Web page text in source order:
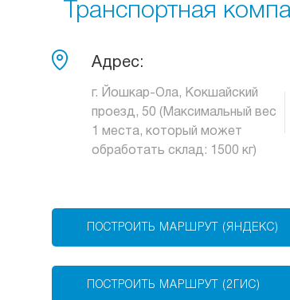
Транспортная
Адрес:
г. Йошкар-Ола, Кокшайский
проезд, 50 (Максимальный вес
1 места, который может
обработать склад: 1500 кг)
ПОСТРОИТЬ МАРШРУТ (ЯНДЕКС)
ПОСТРОИТЬ МАРШРУТ (2ГИС)